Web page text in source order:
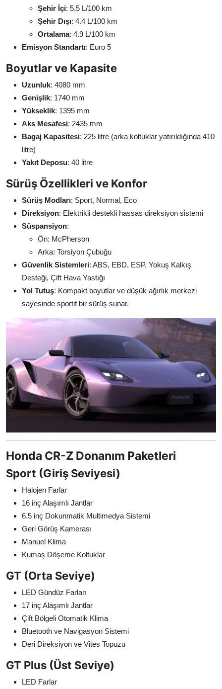
Şehir İçi: 5.5 L/100 km
Şehir Dışı: 4.4 L/100 km
Ortalama: 4.9 L/100 km
Emisyon Standartı: Euro 5
Boyutlar ve Kapasite
Uzunluk: 4080 mm
Genişlik: 1740 mm
Yükseklik: 1395 mm
Aks Mesafesi: 2435 mm
Bagaj Kapasitesi: 225 litre (arka koltuklar yatırıldığında 410
litre)
Yakıt Deposu: 40 litre
Sürüş Özellikleri ve Konfor
Sürüş Modları: Sport, Normal, Eco
Direksiyon: Elektrikli destekli hassas direksiyon sistemi
Süspansiyon:
Ön: McPherson
Arka: Torsiyon Çubuğu
Güvenlik Sistemleri: ABS, EBD, ESP, Yokuş Kalkış
Desteği, Çift Hava Yastığı
Yol Tutuş: Kompakt boyutlar ve düşük ağırlık merkezi
sayesinde sportif bir sürüş sunar.
Honda CR-Z Donanım Paketleri
Sport (Giriş Seviyesi)
Halojen Farlar
16 inç Alaşımlı Jantlar
6.5 inç Dokunmatik Multimedya Sistemi
Geri Görüş Kamerası
Manuel Klima
Kumaş Döşeme Koltuklar
GT (Orta Seviye)
LED Gündüz Farları
17 inç Alaşımlı Jantlar
Çift Bölgeli Otomatik Klima
Bluetooth ve Navigasyon Sistemi
Deri Direksiyon ve Vites Topuzu
GT Plus (Üst Seviye)
LED Farlar